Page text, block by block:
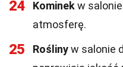
24 Kominekw
atmosferę.
25 Roślinyw salonie